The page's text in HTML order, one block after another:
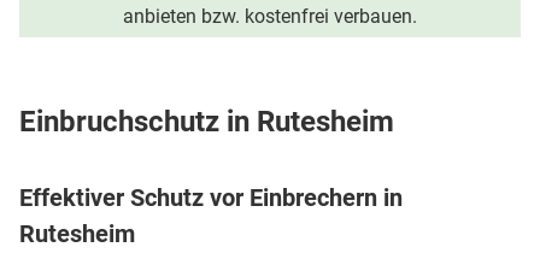
anbieten bzw. kostenfrei verbauen.
Einbruchschutz in Rutesheim
Effektiver Schutz vor Einbrechern in
Rutesheim